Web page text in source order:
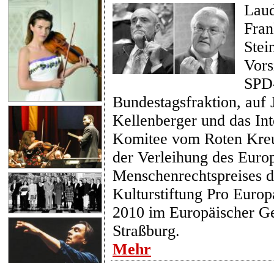
Bundestagsfraktion, auf
Kellenberger und das
Komitee vom Roten
der Verleihung des
Menschenrechtspreises
Kulturstiftung Pro
2010 im Europäischer
Straßburg.
Mehr